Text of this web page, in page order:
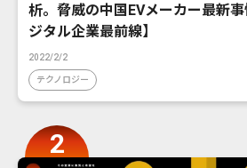
析。脅威の中国EVメーカー最新
ジタル企業最前線】
2022/2/2
テクノロジー